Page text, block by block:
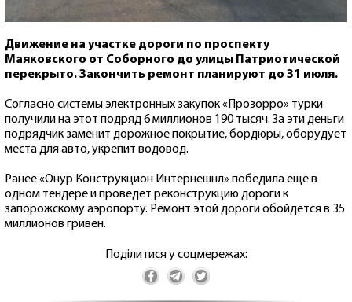
Движение на участке дороги по проспекту
Маяковского от Соборного до улицы Патриотической
перекрыто. Закончить ремонт планируют до 31 июля.
Согласно системы электронных закупок «Прозорро» турки
получили на этот подряд 6 миллионов 190 тысяч. За эти деньги
подрядчик заменит дорожное покрытие, бордюры, оборудует
места для авто, укрепит водовод.
Ранее «Онур Конструкцион Интернешнл» победила еще в
одном тендере и проведет реконструкцию дороги к
запорожскому аэропорту. Ремонт этой дороги обойдется в 35
миллионов гривен.
Поділитися у соцмережах: